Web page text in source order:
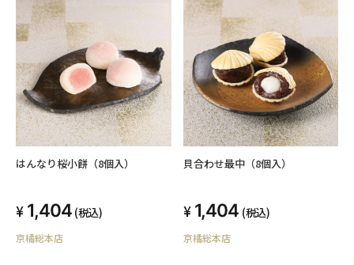
はんなり桜小餅（8個入）
1,404 (税込)
京橘総本店
貝合わせ最中（8個入）
1,404 (税込)
京橘総本店